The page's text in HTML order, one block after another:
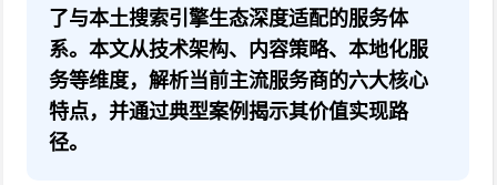
了与本土搜索引擎生态深度适配的服务体
系。本文从技术架构、内容策略、本地化服
务等维度，解析当前主流服务商的六大核心
特点，并通过典型案例揭示其价值实现路
径。